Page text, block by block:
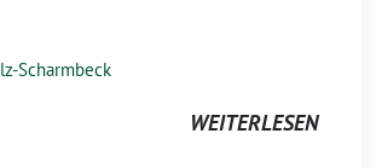
Scharmbeck
WEITERLESEN